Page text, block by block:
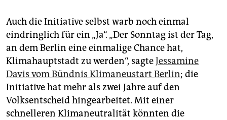
Auch die Initiative selbst warb noch einmal
eindringlich für ein „Ja“. „Der Sonntag ist der Tag,
an dem Berlin eine einmalige Chance hat,
Klimahauptstadt zu werden“, sagteJessamine
Davis vom Bündnis Klimaneustart Berlin; die
Initiative hat mehr als zwei Jahre auf den
Volksentscheid hingearbeitet. Mit einer
schnelleren Klimaneutralität könnten die